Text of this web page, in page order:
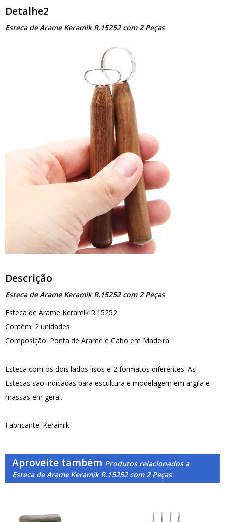
Detalhe2
Esteca de Arame Keramik R.15252 com 2 Peças
Descrição
Esteca de Arame Keramik R.15252 com 2 Peças
Esteca de Arame Keramik R.15252
Contém: 2 unidades
Composição: Ponta de Arame e Cabo em Madeira
Esteca com os dois lados lisos e 2 formatos diferentes. As
Estecas são indicadas para escultura e modelagem em argila e
massas em geral.
Fabricante: Keramik
Aproveite também Produtos relacionados a
Esteca de Arame Keramik R.15252 com 2 Peças